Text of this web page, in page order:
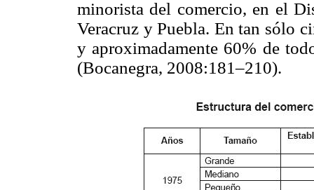
minorista del comercio, en el
Veracruz y Puebla. En tan sólo
y aproximadamente 60% de
(Bocanegra, 2008:181–210).